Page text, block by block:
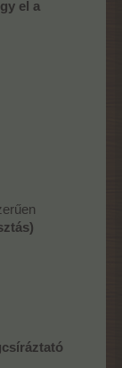
el a